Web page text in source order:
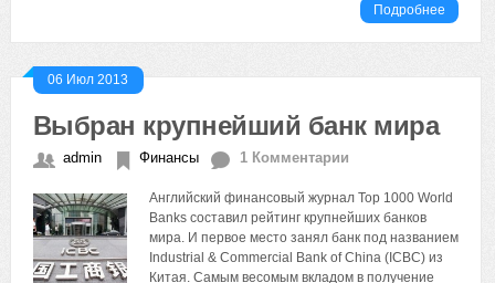
Подробнее
06 Июл 2013
Выбран крупнейший банк мира
admin Финансы 1 Комментарии
Английский финансовый журнал Top 1000 World
Banks составил рейтинг крупнейших банков
мира. И первое место занял банк под названием
Industrial & Commercial Bank of China (ICBC) из
Китая. Самым весомым вкладом в получение